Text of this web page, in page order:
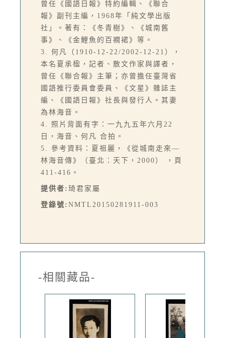
曾任《國語日報》特約編輯、《聯合
報》副刊主編，1968年「純文學出版
社」。著有：《冬青樹》、《城南舊
事》、《金鯉魚的百襉裙》等。
3. 何凡（1910-12-22/2002-12-21），
本名夏承楹，記者、散文作家與譯者，
曾任《聯合報》主筆；亦曾擔任臺灣省
國語推行委員會委員、《文星》雜誌主
編、《國語日報》社長與發行人。其妻
為林海音。
4. 照片背面有字：一九九五年六月22
日，海音、何凡 合拍。
5. 參考資料：夏祖麗，《從城南走來—
林海音傳》（臺北：天下，2000） ，頁
411-416。
提供者: 琦君家屬
登錄號: NMTL20150281911-003
-相關藏品-